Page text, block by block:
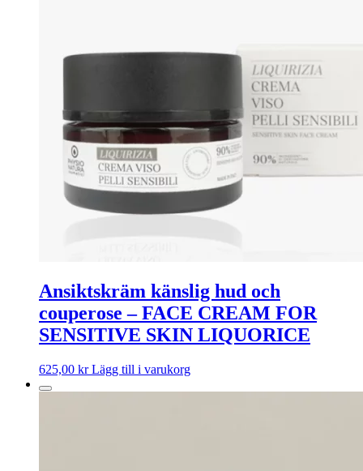
Ansiktskräm känslig hud och
couperose – FACE CREAM FOR
SENSITIVE SKIN LIQUORICE
625,00 kr Lägg till i varukorg